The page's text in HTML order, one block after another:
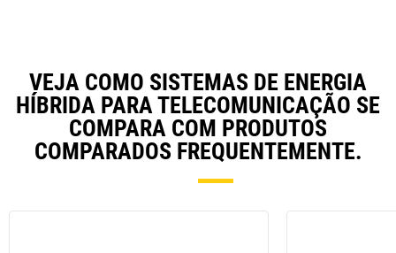
VEJA COMO SISTEMAS DE ENERGIA
HÍBRIDA PARA TELECOMUNICAÇÃO SE
COMPARA COM PRODUTOS
COMPARADOS FREQUENTEMENTE.